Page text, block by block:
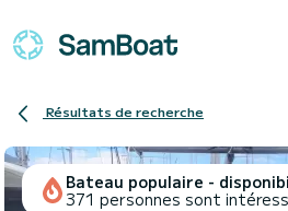
Résultats de recherche
Bateau populaire -
371 personnes sont